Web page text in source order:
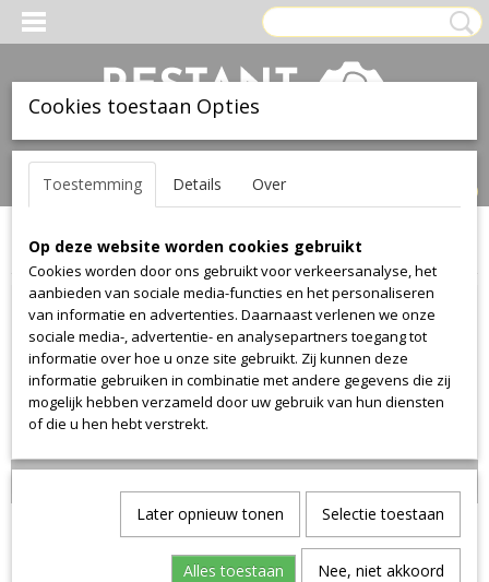
Inloggen Registreren
(0)
Home >Stof>Kvadrat>Hero >Hero 331
Hero 331
Cookies toestaan Opties
Toestemming Details Over
Op deze website worden cookies gebruikt
Cookies worden door ons gebruikt voor verkeersanalyse, het
aanbieden van sociale media-functies en het personaliseren
van informatie en advertenties. Daarnaast verlenen we onze
sociale media-, advertentie- en analysepartners toegang tot
informatie over hoe u onze site gebruikt. Zij kunnen deze
informatie gebruiken in combinatie met andere gegevens die zij
mogelijk hebben verzameld door uw gebruik van hun diensten
of die u hen hebt verstrekt.
Later opnieuw tonen Selectie toestaan
Alles toestaan Nee, niet akkoord